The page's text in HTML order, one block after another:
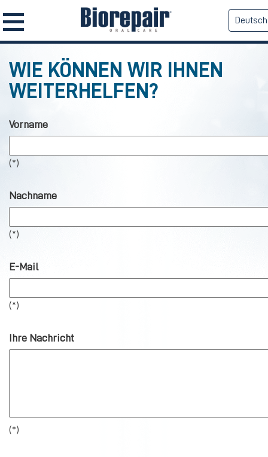
Deutsch
WIE KÖNNEN WIR IHNEN
WEITERHELFEN?
Vorname
(*)
Nachname
(*)
E-Mail
(*)
Ihre Nachricht
(*)